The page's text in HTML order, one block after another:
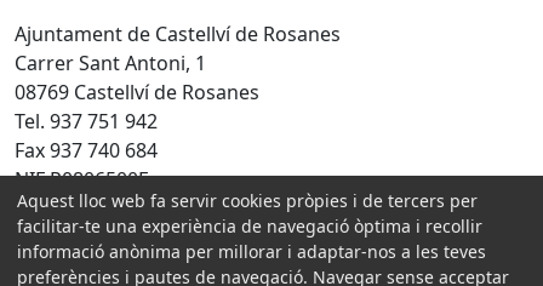
Ajuntament de Castellví de Rosanes
Carrer Sant Antoni, 1
08769 Castellví de Rosanes
Tel. 937 751 942
Fax 937 740 684
NIF P0806500E
Amb la col·laboració de:
Aquest lloc web fa servir cookies pròpies i de tercers per
facilitar-te una experiència de navegació òptima i recollir
informació anònima per millorar i adaptar-nos a les teves
preferències i pautes de navegació. Navegar sense acceptar